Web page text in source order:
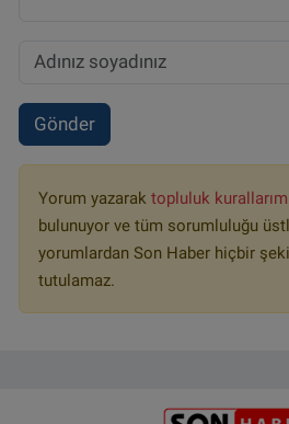
Gönder
Yorum yazarak topluluk
bulunuyor ve tüm sorumluluğu
yorumlardan Son Haber hiçbir
tutulamaz.